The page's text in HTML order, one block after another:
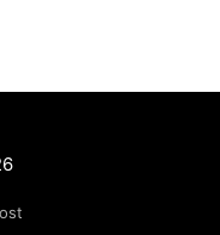
วเองยังใช้สิทธิได้ไหม